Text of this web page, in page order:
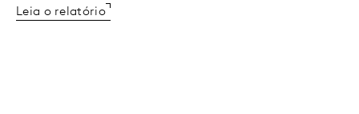
Leia o relatório